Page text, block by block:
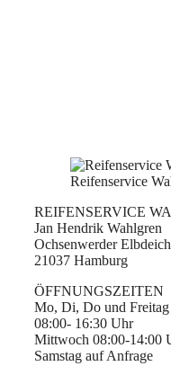
Reifenservice
REIFENSERVICE
Jan Hendrik Wahlgren
Ochsenwerder
21037 Hamburg
ÖFFNUNGSZEITEN
Mo, Di, Do und Freitag
08:00- 16:30 Uhr
Mittwoch 08:00-14:00
Samstag auf Anfrage